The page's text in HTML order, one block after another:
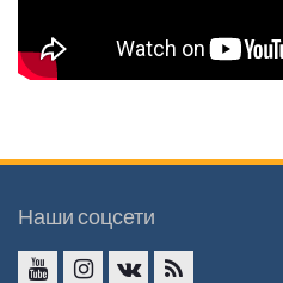
Наши соцсети